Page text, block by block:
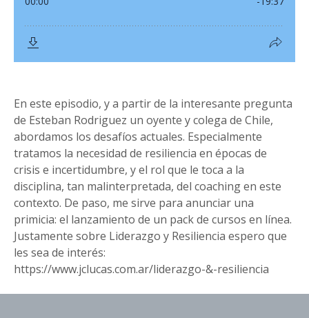
En este episodio, y a partir de la interesante pregunta
de Esteban Rodriguez un oyente y colega de Chile,
abordamos los desafíos actuales. Especialmente
tratamos la necesidad de resiliencia en épocas de
crisis e incertidumbre, y el rol que le toca a la
disciplina, tan malinterpretada, del coaching en este
contexto. De paso, me sirve para anunciar una
primicia: el lanzamiento de un pack de cursos en línea.
Justamente sobre Liderazgo y Resiliencia espero que
les sea de interés:
https://www.jclucas.com.ar/liderazgo-&-resiliencia